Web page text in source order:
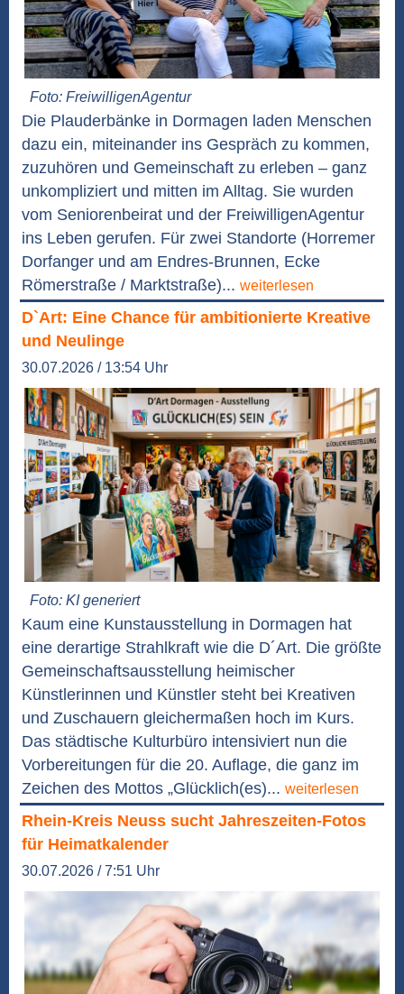
Foto: FreiwilligenAgentur
Die Plauderbänke in Dormagen laden Menschen
dazu ein, miteinander ins Gespräch zu kommen,
zuzuhören und Gemeinschaft zu erleben – ganz
unkompliziert und mitten im Alltag. Sie wurden
vom Seniorenbeirat und der FreiwilligenAgentur
ins Leben gerufen. Für zwei Standorte (Horremer
Dorfanger und am Endres-Brunnen, Ecke
Römerstraße / Marktstraße)... weiterlesen
D`Art: Eine Chance für ambitionierte Kreative
und Neulinge
30.07.2026 / 13:54 Uhr
Foto: KI generiert
Kaum eine Kunstausstellung in Dormagen hat
eine derartige Strahlkraft wie die D´Art. Die größte
Gemeinschaftsausstellung heimischer
Künstlerinnen und Künstler steht bei Kreativen
und Zuschauern gleichermaßen hoch im Kurs.
Das städtische Kulturbüro intensiviert nun die
Vorbereitungen für die 20. Auflage, die ganz im
Zeichen des Mottos „Glücklich(es)... weiterlesen
Rhein-Kreis Neuss sucht Jahreszeiten-Fotos
für Heimatkalender
30.07.2026 / 7:51 Uhr